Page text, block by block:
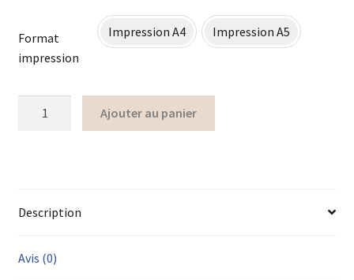
Format
impression
Impression A4 Impression A5
Ajouter au panier
Description
Avis (0)